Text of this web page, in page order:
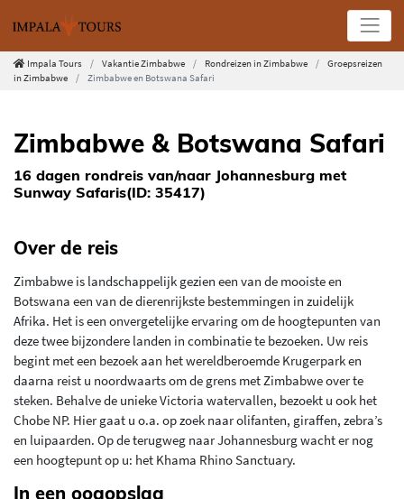
Impala Tours Vakantie Zimbabwe Rondreizen in Zimbabwe
Groepsreizen
in Zimbabwe
Zimbabwe en Botswana Safari
Zimbabwe & Botswana Safari
16 dagen rondreis van/naar Johannesburg met
Sunway Safaris(ID: 35417)
Over de reis
Zimbabwe is landschappelijk gezien een van de mooiste en
Botswana een van de dierenrijkste bestemmingen in zuidelijk
Afrika. Het is een onvergetelijke ervaring om de hoogtepunten van
deze twee bijzondere landen in combinatie te bezoeken. Uw reis
begint met een bezoek aan het wereldberoemde Krugerpark en
daarna reist u noordwaarts om de grens met Zimbabwe over te
steken. Behalve de unieke Victoria watervallen, bezoekt u ook het
Chobe NP. Hier gaat u o.a. op zoek naar olifanten, giraffen, zebra’s
en luipaarden. Op de terugweg naar Johannesburg wacht er nog
een hoogtepunt op u: het Khama Rhino Sanctuary.
In een oogopslag